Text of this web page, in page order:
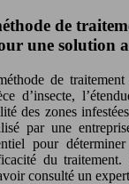
de
une solution
de traitement
d’insecte,
des zones
par une
pour
du
consulté un